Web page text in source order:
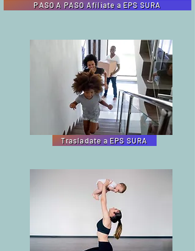
PASO A PASO Afíliate a EPS SURA
Trasladate a EPS SURA